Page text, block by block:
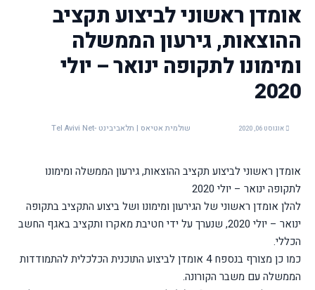
אומדן ראשוני לביצוע תקציב
ההוצאות, גירעון הממשלה
ומימונו לתקופה ינואר – יולי
2020
אוגוסט 06, 2020 שולמית אטיאס | תלאביבינט -Tel Avivi Net
אומדן ראשוני לביצוע תקציב ההוצאות, גירעון הממשלה ומימונו
לתקופה ינואר – יולי 2020
להלן אומדן ראשוני של הגירעון ומימונו ושל ביצוע התקציב בתקופה
ינואר – יולי 2020, שנערך על ידי חטיבת מאקרו ותקציב באגף החשב
הכללי.
כמו כן מצורף בנספח 4 אומדן לביצוע התוכנית הכלכלית להתמודדות
הממשלה עם משבר הקורונה.